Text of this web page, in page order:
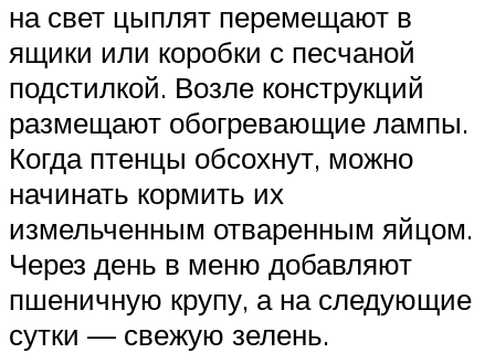
на свет цыплят перемещают в
ящики или коробки с песчаной
подстилкой. Возле конструкций
размещают обогревающие лампы.
Когда птенцы обсохнут, можно
начинать кормить их
измельченным отваренным яйцом.
Через день в меню добавляют
пшеничную крупу, а на следующие
сутки — свежую зелень.